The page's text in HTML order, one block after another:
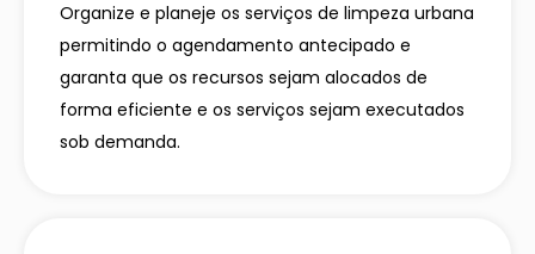
Organize e planeje os serviços de limpeza urbana
permitindo o agendamento antecipado e
garanta que os recursos sejam alocados de
forma eficiente e os serviços sejam executados
sob demanda.